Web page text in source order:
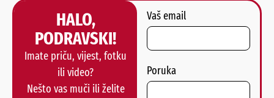
HALO,
PODRAVSKI!
Imate priču, vijest, fotku
ili video?
Nešto vas muči ili želite
Vaš email
Poruka